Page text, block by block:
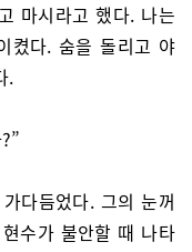
마시라고 했다. 나는
켰다. 숨을 돌리고 야
.
다듬었다. 그의 눈꺼
수가 불안할 때 나타